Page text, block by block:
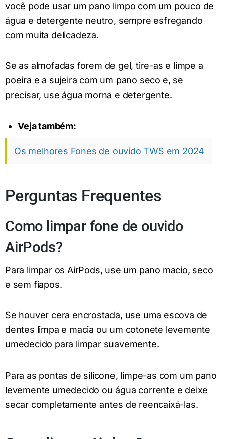
você pode usar um pano limpo com um pouco de
água e detergente neutro, sempre esfregando
com muita delicadeza.
Se as almofadas forem de gel, tire-as e limpe a
poeira e a sujeira com um pano seco e, se
precisar, use água morna e detergente.
Veja também:
Os melhores Fones de ouvido TWS em 2024
Perguntas Frequentes
Como limpar fone de ouvido
AirPods?
Para limpar os AirPods, use um pano macio, seco
e sem fiapos.
Se houver cera encrostada, use uma escova de
dentes limpa e macia ou um cotonete levemente
umedecido para limpar suavemente.
Para as pontas de silicone, limpe-as com um pano
levemente umedecido ou água corrente e deixe
secar completamente antes de reencaixá-las.